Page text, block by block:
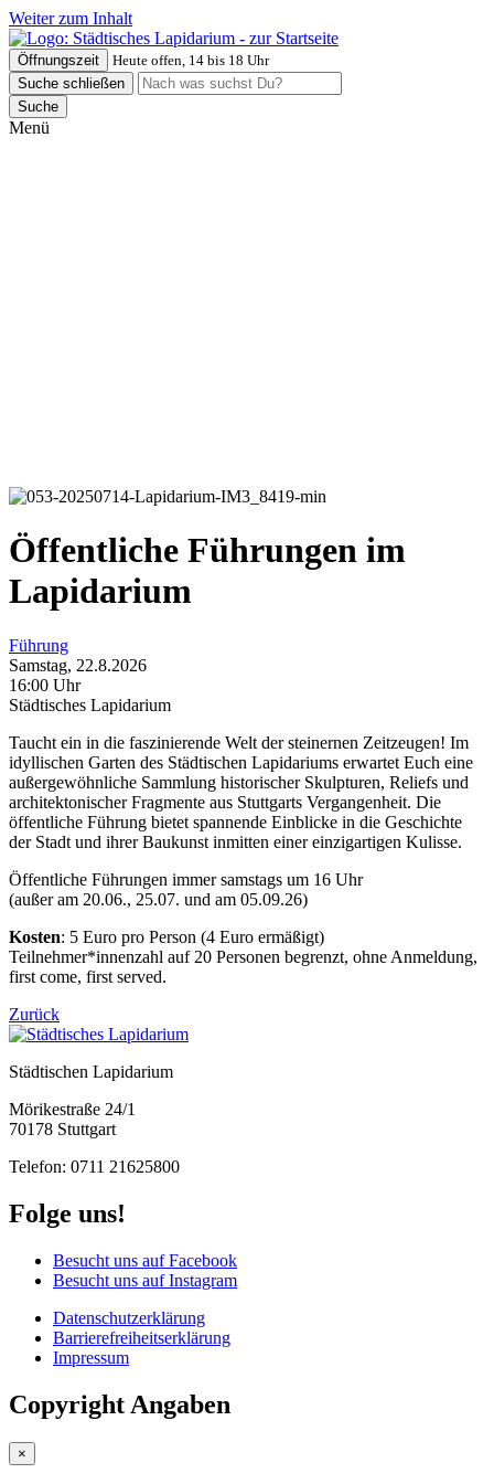
Weiter zum Inhalt
Öffnungszeit
Heute offen, 14 bis 18 Uhr
Suche schließen
Suche
Menü
Öffentliche Führungen im
Lapidarium
Führung
Samstag, 22.8.2026
16:00 Uhr
Städtisches Lapidarium
Taucht ein in die faszinierende Welt der steinernen Zeitzeugen! Im
idyllischen Garten des Städtischen Lapidariums erwartet Euch eine
außergewöhnliche Sammlung historischer Skulpturen, Reliefs und
architektonischer Fragmente aus Stuttgarts Vergangenheit. Die
öffentliche Führung bietet spannende Einblicke in die Geschichte
der Stadt und ihrer Baukunst inmitten einer einzigartigen Kulisse.
Öffentliche Führungen immer samstags um 16 Uhr
(außer am 20.06., 25.07. und am 05.09.26)
Kosten: 5 Euro pro Person (4 Euro ermäßigt)
Teilnehmer*innenzahl auf 20 Personen begrenzt, ohne Anmeldung,
first come, first served.
Zurück
Städtischen Lapidarium
Mörikestraße 24/1
70178 Stuttgart
Telefon: 0711 21625800
Folge uns!
Besucht uns auf Facebook
Besucht uns auf Instagram
Datenschutzerklärung
Barrierefreiheitserklärung
Impressum
Copyright Angaben
×